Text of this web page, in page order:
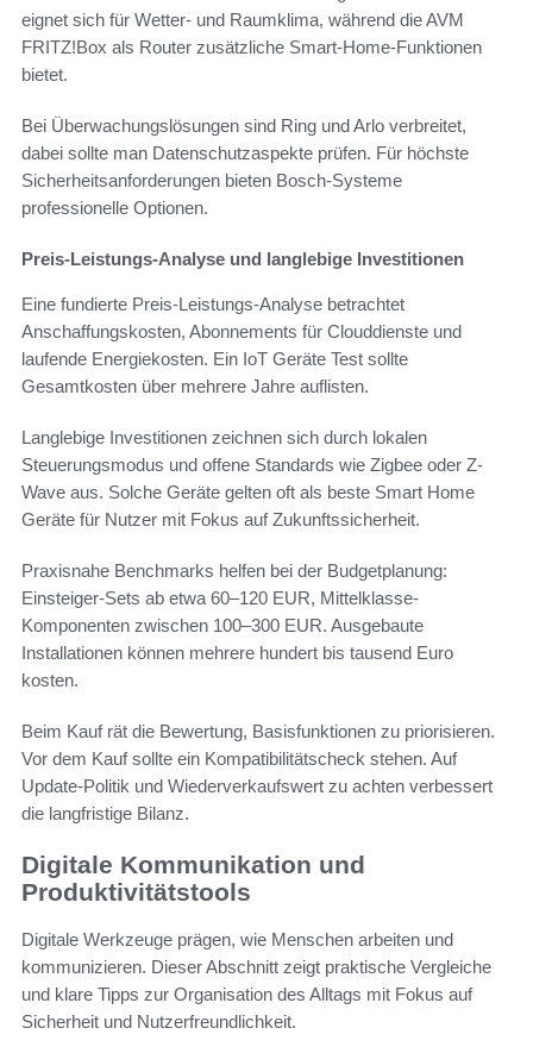
eignet sich für Wetter- und Raumklima, während die AVM
FRITZ!Box als Router zusätzliche Smart-Home-Funktionen
bietet.
Bei Überwachungslösungen sind Ring und Arlo verbreitet,
dabei sollte man Datenschutzaspekte prüfen. Für höchste
Sicherheitsanforderungen bieten Bosch-Systeme
professionelle Optionen.
Preis-Leistungs-Analyse und langlebige Investitionen
Eine fundierte Preis-Leistungs-Analyse betrachtet
Anschaffungskosten, Abonnements für Clouddienste und
laufende Energiekosten. Ein IoT Geräte Test sollte
Gesamtkosten über mehrere Jahre auflisten.
Langlebige Investitionen zeichnen sich durch lokalen
Steuerungsmodus und offene Standards wie Zigbee oder Z-
Wave aus. Solche Geräte gelten oft als beste Smart Home
Geräte für Nutzer mit Fokus auf Zukunftssicherheit.
Praxisnahe Benchmarks helfen bei der Budgetplanung:
Einsteiger-Sets ab etwa 60–120 EUR, Mittelklasse-
Komponenten zwischen 100–300 EUR. Ausgebaute
Installationen können mehrere hundert bis tausend Euro
kosten.
Beim Kauf rät die Bewertung, Basisfunktionen zu priorisieren.
Vor dem Kauf sollte ein Kompatibilitätscheck stehen. Auf
Update-Politik und Wiederverkaufswert zu achten verbessert
die langfristige Bilanz.
Digitale Kommunikation und
Produktivitätstools
Digitale Werkzeuge prägen, wie Menschen arbeiten und
kommunizieren. Dieser Abschnitt zeigt praktische Vergleiche
und klare Tipps zur Organisation des Alltags mit Fokus auf
Sicherheit und Nutzerfreundlichkeit.